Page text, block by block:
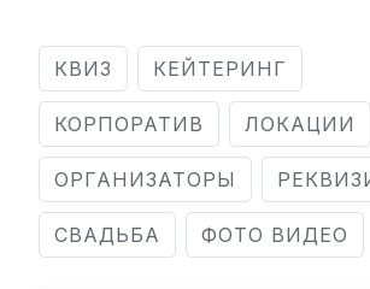
КВИЗ КЕЙТЕРИНГ
КОРПОРАТИВ ЛОКАЦИИ
ОРГАНИЗАТОРЫ
СВАДЬБА ФОТО ВИДЕО